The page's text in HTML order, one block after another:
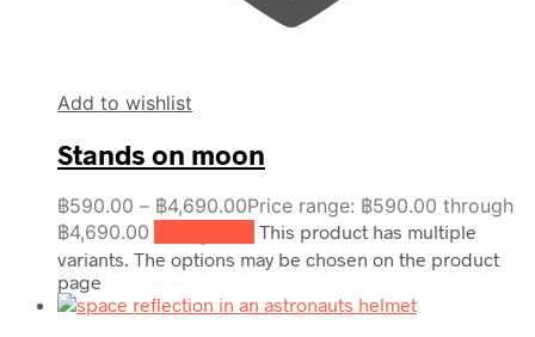
Add to wishlist
Stands on moon
฿590.00 – ฿4,690.00Price range: ฿590.00 through
฿4,690.00
This product has multiple
variants. The options may be chosen on the product
page